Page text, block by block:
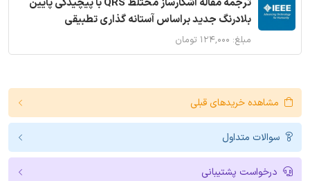
بلادرنگ جدید براساس آستانه گذاری تطبیقی
مبلغ: ۱۲۴,۰۰۰ تومان
مشاهده خریدهای قبلی
سوالات متداول
درخواست پشتیبانی